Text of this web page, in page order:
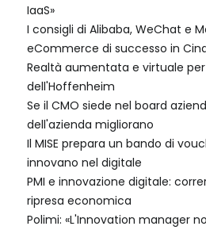
IaaS»
I consigli di Alibaba, WeChat e
eCommerce di successo in
Realtà aumentata e virtuale
dell'Hoffenheim
Se il CMO siede nel board
dell'azienda migliorano
Il MISE prepara un bando di
innovano nel digitale
PMI e innovazione digitale:
ripresa economica
Polimi: «L'Innovation manager